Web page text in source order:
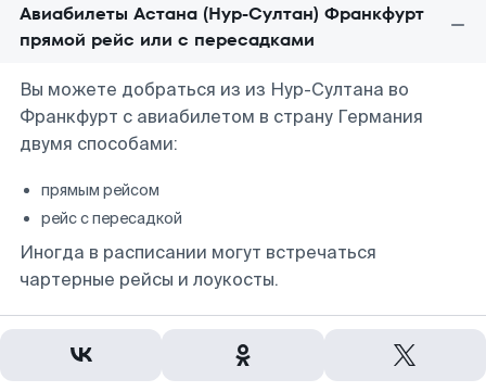
Авиабилеты Астана (Нур-Султан) Франкфурт
прямой рейс или с пересадками
Вы можете добраться из из Нур-Султана во
Франкфурт с авиабилетом в страну Германия
двумя способами:
прямым рейсом
рейс с пересадкой
Иногда в расписании могут встречаться
чартерные рейсы и лоукосты.